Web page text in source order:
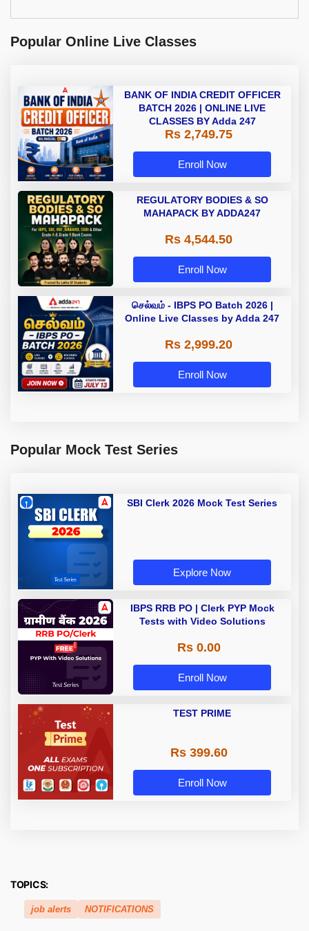
Popular Online Live Classes
BANK OF INDIA CREDIT OFFICER
BATCH 2026 | ONLINE LIVE
CLASSES BY Adda 247
Rs 2,749.75
Enroll Now
REGULATORY BODIES & SO
MAHAPACK BY ADDA247
Rs 4,544.50
Enroll Now
செல்வம் - IBPS PO Batch 2026 |
Online Live Classes by Adda 247
Rs 2,999.20
Enroll Now
Popular Mock Test Series
SBI Clerk 2026 Mock Test Series
Explore Now
IBPS RRB PO | Clerk PYP Mock
Tests with Video Solutions
Rs 0.00
Enroll Now
TEST PRIME
Rs 399.60
Enroll Now
TOPICS:
job alerts NOTIFICATIONS